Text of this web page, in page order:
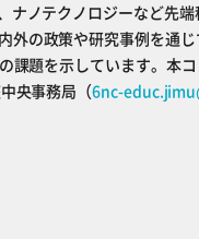
ナノテクノロジーなど先
外の政策や研究事例を通
課題を示しています。本
央事務局（6nc-